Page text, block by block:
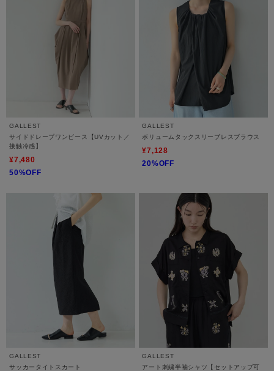
GALLEST
サイドドレープワンピース【UVカット／
接触冷感】
¥7,480
50%OFF
GALLEST
ボリュームタックスリーブレスブラウス
¥7,128
20%OFF
GALLEST
サッカータイトスカート
GALLEST
アート刺繍半袖シャツ【セットアップ可